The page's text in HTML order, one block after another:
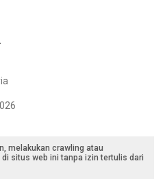
melakukan crawling atau
situs web ini tanpa izin tertulis dari